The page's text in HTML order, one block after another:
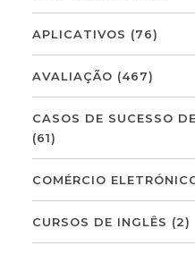
APLICATIVOS (76)
AVALIAÇÃO (467)
CASOS DE SUCESSO
(61)
COMÉRCIO
CURSOS DE INGLÊS (2)